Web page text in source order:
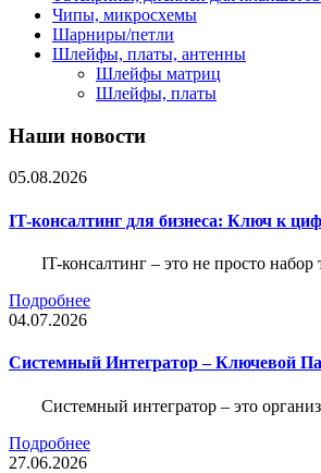
Чипы, микросхемы
Шарниры/петли
Шлейфы, платы, антенны
Шлейфы матриц
Шлейфы, платы
Наши новости
05.08.2026
IT-консалтинг для бизнеса: Ключ к
IT-консалтинг – это не просто
Подробнее
04.07.2026
Системный Интегратор – Ключевой
Системный интегратор – это
Подробнее
27.06.2026